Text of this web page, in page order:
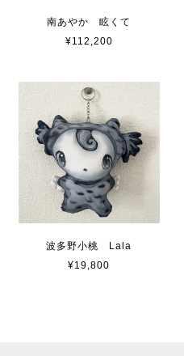
南あやか 眩くて
¥112,200
波多野小桃 Lala
¥19,800